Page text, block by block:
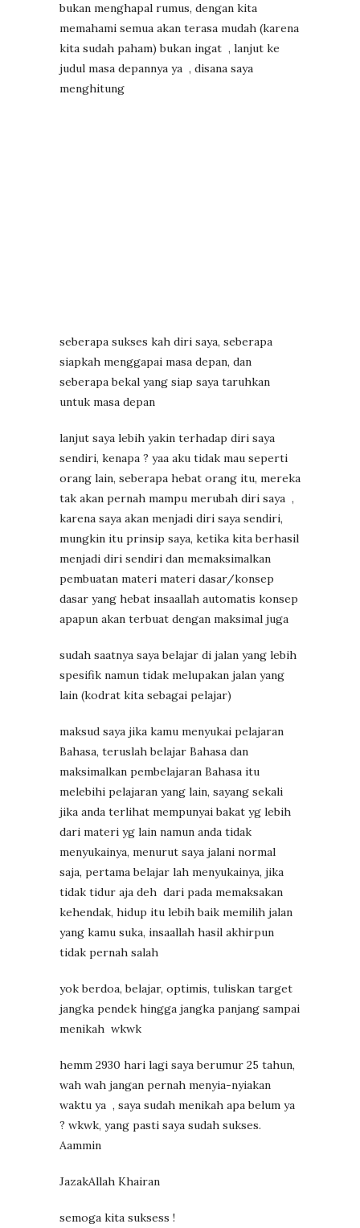
bukan menghapal rumus, dengan kita
memahami semua akan terasa mudah (karena
kita sudah paham) bukan ingat , lanjut ke
judul masa depannya ya , disana saya
menghitung
seberapa sukses kah diri saya, seberapa
siapkah menggapai masa depan, dan
seberapa bekal yang siap saya taruhkan
untuk masa depan
lanjut saya lebih yakin terhadap diri saya
sendiri, kenapa ? yaa aku tidak mau seperti
orang lain, seberapa hebat orang itu, mereka
tak akan pernah mampu merubah diri saya ,
karena saya akan menjadi diri saya sendiri,
mungkin itu prinsip saya, ketika kita berhasil
menjadi diri sendiri dan memaksimalkan
pembuatan materi materi dasar/konsep
dasar yang hebat insaallah automatis konsep
apapun akan terbuat dengan maksimal juga
sudah saatnya saya belajar di jalan yang lebih
spesifik namun tidak melupakan jalan yang
lain (kodrat kita sebagai pelajar)
maksud saya jika kamu menyukai pelajaran
Bahasa, teruslah belajar Bahasa dan
maksimalkan pembelajaran Bahasa itu
melebihi pelajaran yang lain, sayang sekali
jika anda terlihat mempunyai bakat yg lebih
dari materi yg lain namun anda tidak
menyukainya, menurut saya jalani normal
saja, pertama belajar lah menyukainya, jika
tidak tidur aja deh dari pada memaksakan
kehendak, hidup itu lebih baik memilih jalan
yang kamu suka, insaallah hasil akhirpun
tidak pernah salah
yok berdoa, belajar, optimis, tuliskan target
jangka pendek hingga jangka panjang sampai
menikah wkwk
hemm 2930 hari lagi saya berumur 25 tahun,
wah wah jangan pernah menyia-nyiakan
waktu ya , saya sudah menikah apa belum ya
? wkwk, yang pasti saya sudah sukses.
Aammin
JazakAllah Khairan
semoga kita suksess !